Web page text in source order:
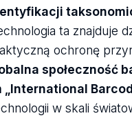
ta znajduje
ochronę
społeczność
w skali